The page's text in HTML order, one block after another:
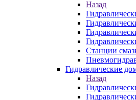
Назад
Станции
Гидравлические
Назад